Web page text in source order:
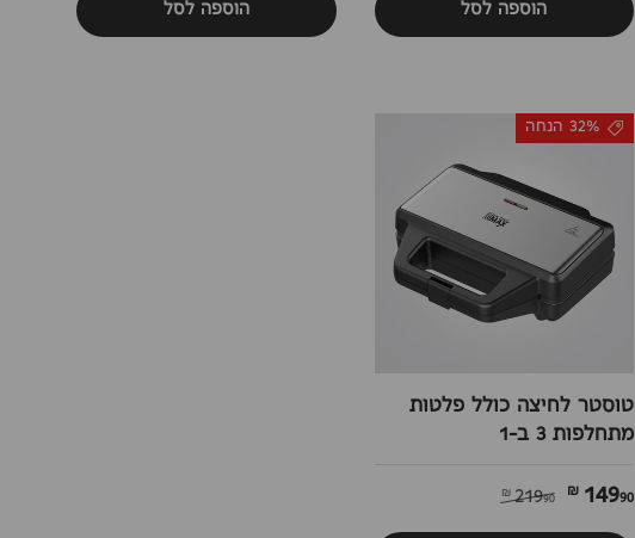
הוספה לסל הוספה לסל
32% הנחה
טוסטר לחיצה כולל פלטות
מתחלפות 3 ב-1
14990 ₪
21990 ₪